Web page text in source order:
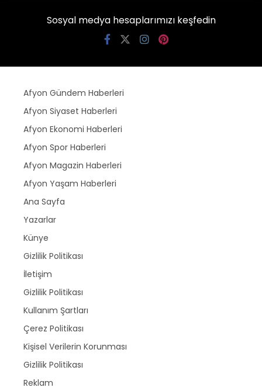
Sosyal medya hesaplarımızı keşfedin
Afyon Gündem Haberleri
Afyon Siyaset Haberleri
Afyon Ekonomi Haberleri
Afyon Spor Haberleri
Afyon Magazin Haberleri
Afyon Yaşam Haberleri
Ana Sayfa
Yazarlar
Künye
Gizlilik Politikası
İletişim
Gizlilik Politikası
Kullanım Şartları
Çerez Politikası
Kişisel Verilerin Korunması
Gizlilik Politikası
Reklam